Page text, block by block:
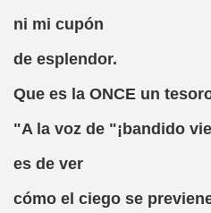
ni mi cupón
de esplendor.
Que es la ONCE un
"A la voz de "¡bandido
es de ver
cómo el ciego se
(Hacia el Siglo XXI)
y Caranva Romero)
Ruin el León y Caranva